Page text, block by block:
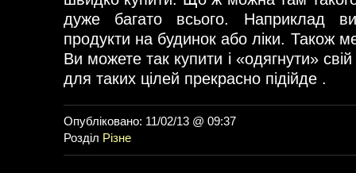
дуже багато всього. Наприклад
продукти на будинок або ліки. Також
Ви можете так купити і «одягнути»
для таких цілей прекрасно підійде .
Опубліковано: 11/02/13 @ 09:37
Розділ Різне